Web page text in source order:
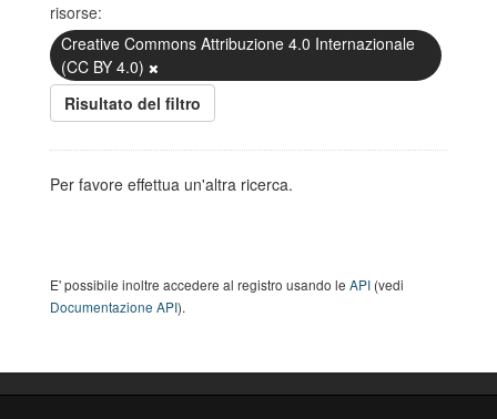
risorse:
Creative Commons Attribuzione 4.0 Internazionale
(CC BY 4.0)
Risultato del filtro
Per favore effettua un'altra ricerca.
E' possibile inoltre accedere al registro usando le API (vedi
Documentazione API).